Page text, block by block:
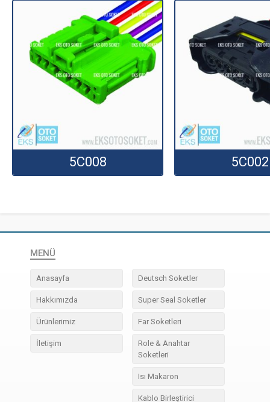
5C008 5C002
MENÜ
Anasayfa
Hakkımızda
Ürünlerimiz
İletişim
Deutsch Soketler
Super Seal Soketler
Far Soketleri
Role & Anahtar
Soketleri
Isı Makaron
Kablo Birleştirici